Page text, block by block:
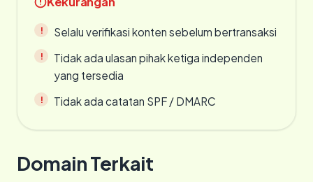
Selalu verifikasi konten sebelum bertransaksi
Tidak ada ulasan pihak ketiga independen
yang tersedia
Tidak ada catatan SPF / DMARC
Domain Terkait